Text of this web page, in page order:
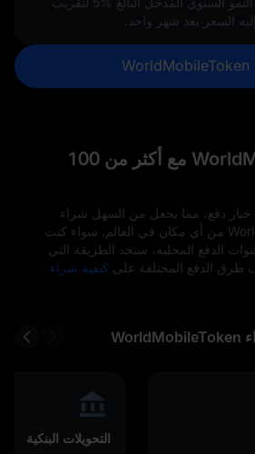
السعر بعد شهر واحد.
اشتر WorldMobileToken مع أكثر من 100
تدعم MEXC أكثر من 100 خيار دفع، مما يجعل من السهل شراء
WorldMobileToken (WMTX) من أي مكان في العالم. سواء كنت
الدفع المحلية، ستجد الطريقة التي
طرق الدفع المختلفة على كيفية شراء
التحويلات البنكية